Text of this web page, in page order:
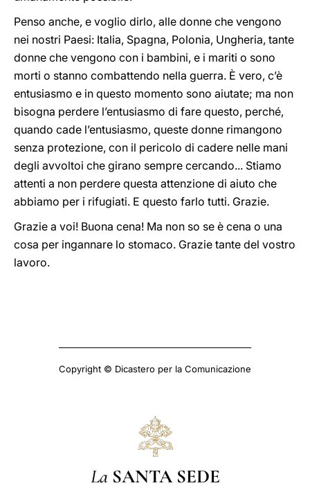
Penso anche, e voglio dirlo, alle donne che vengono
nei nostri Paesi: Italia, Spagna, Polonia, Ungheria, tante
donne che vengono con i bambini, e i mariti o sono
morti o stanno combattendo nella guerra. È vero, c’è
entusiasmo e in questo momento sono aiutate; ma non
bisogna perdere l’entusiasmo di fare questo, perché,
quando cade l’entusiasmo, queste donne rimangono
senza protezione, con il pericolo di cadere nelle mani
degli avvoltoi che girano sempre cercando... Stiamo
attenti a non perdere questa attenzione di aiuto che
abbiamo per i rifugiati. E questo farlo tutti. Grazie.
Grazie a voi! Buona cena! Ma non so se è cena o una
cosa per ingannare lo stomaco. Grazie tante del vostro
lavoro.
Copyright © Dicastero per la Comunicazione
La SANTA SEDE